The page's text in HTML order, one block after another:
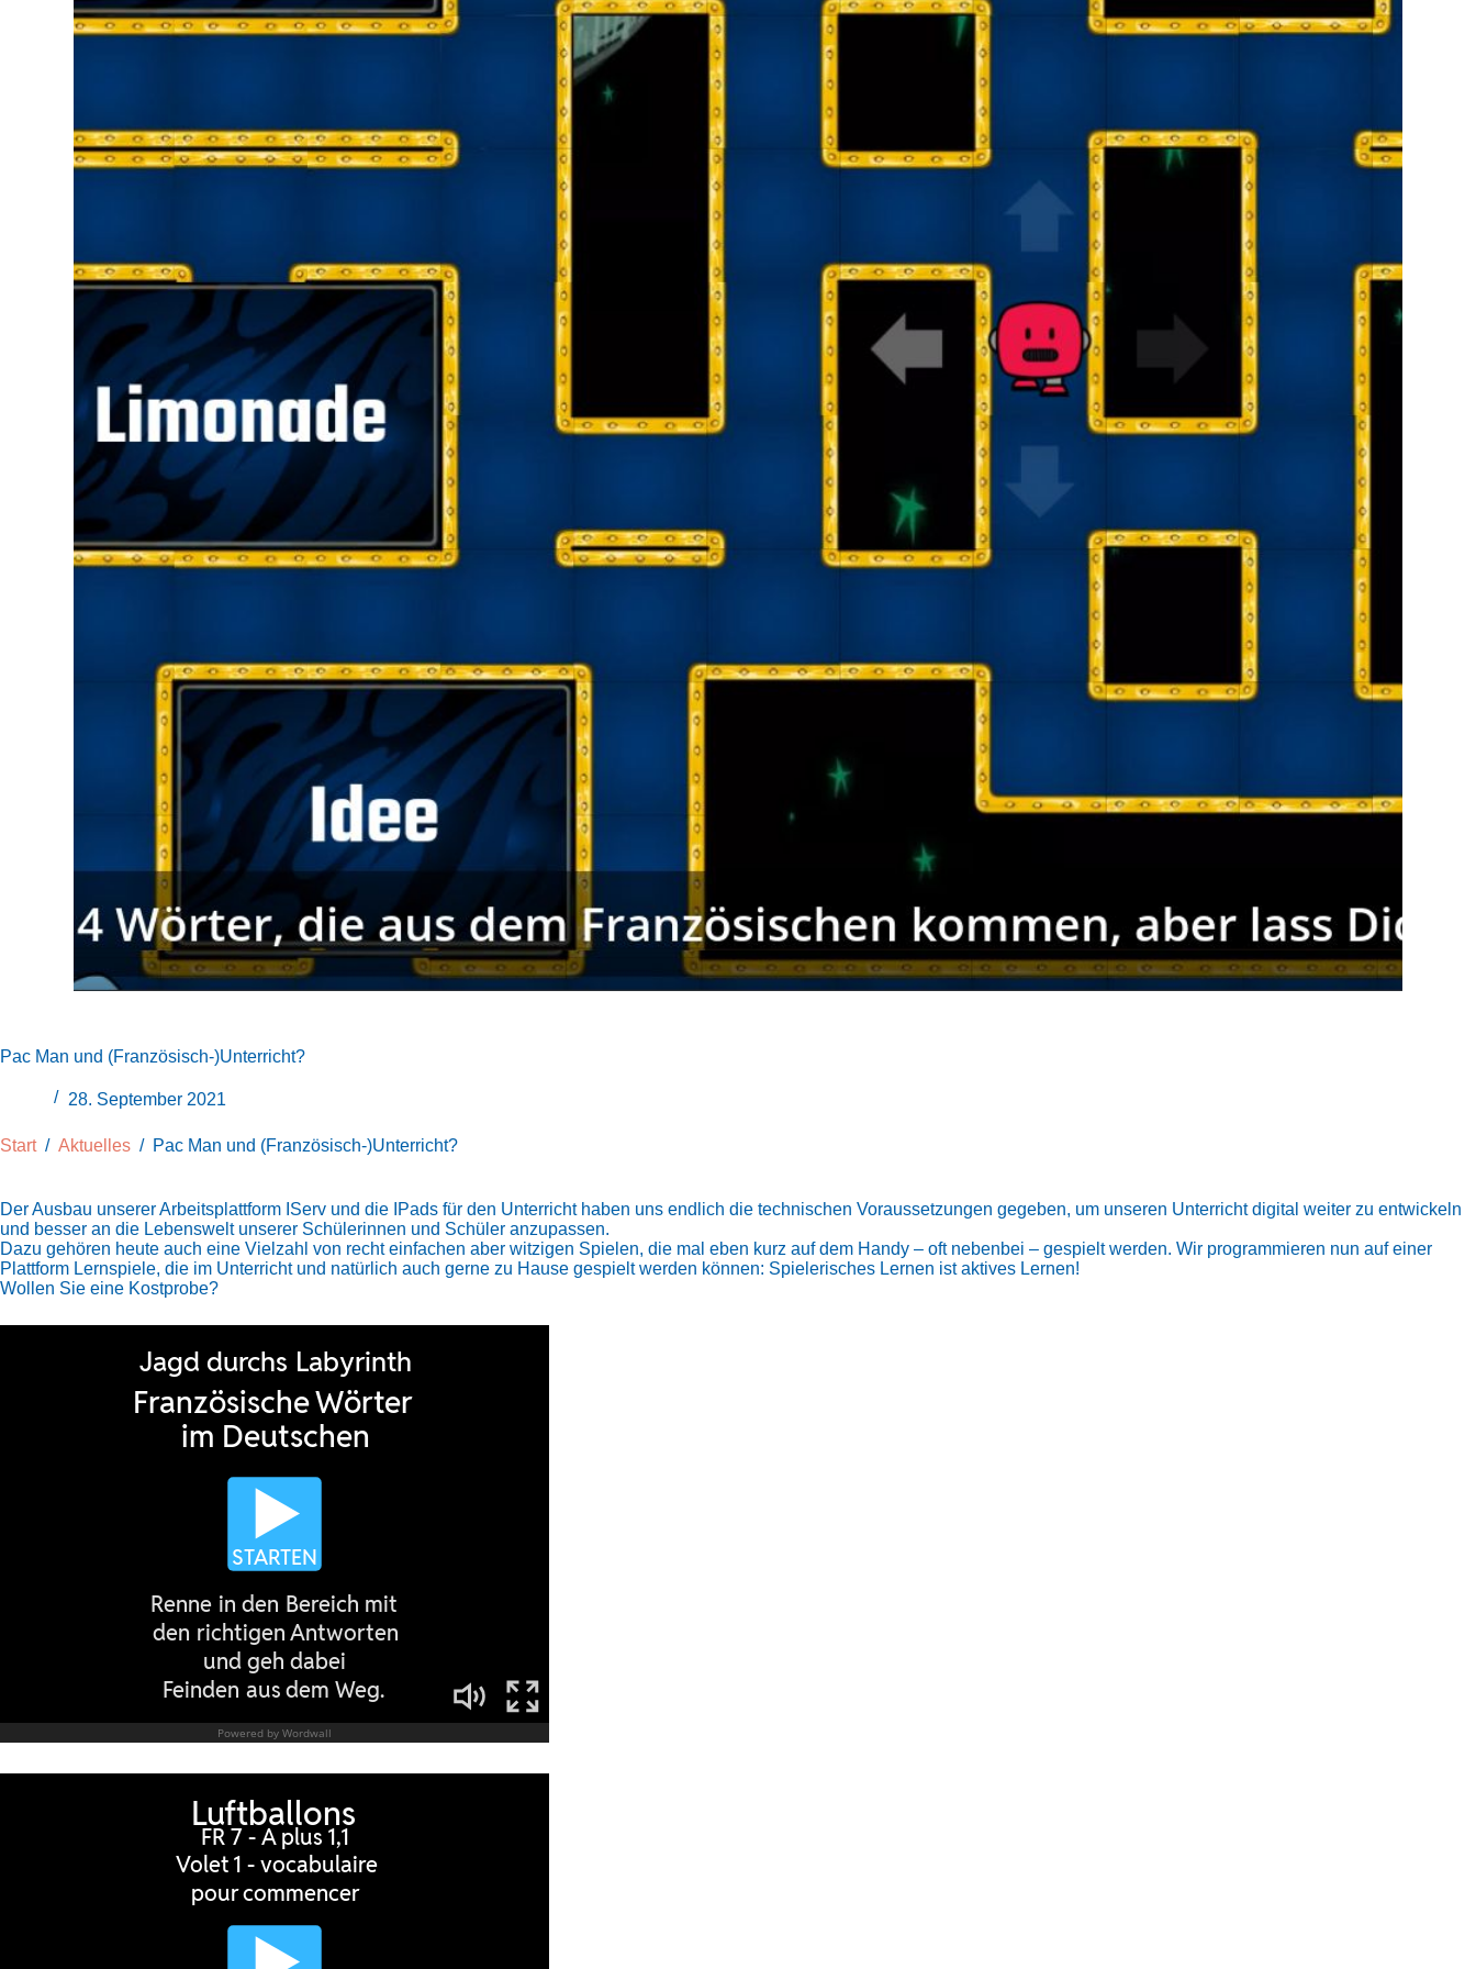
Pac Man und (Französisch-)Unterricht?
28. September 2021
Start / Aktuelles / Pac Man und (Französisch-)Unterricht?
Der Ausbau unserer Arbeitsplattform IServ und die IPads für den Unterricht haben uns endlich die technischen Voraussetzungen gegeben, um unseren Unterricht digital weiter zu entwickeln
und besser an die Lebenswelt unserer Schülerinnen und Schüler anzupassen.
Dazu gehören heute auch eine Vielzahl von recht einfachen aber witzigen Spielen, die mal eben kurz auf dem Handy – oft nebenbei – gespielt werden. Wir programmieren nun auf einer
Plattform Lernspiele, die im Unterricht und natürlich auch gerne zu Hause gespielt werden können: Spielerisches Lernen ist aktives Lernen!
Wollen Sie eine Kostprobe?